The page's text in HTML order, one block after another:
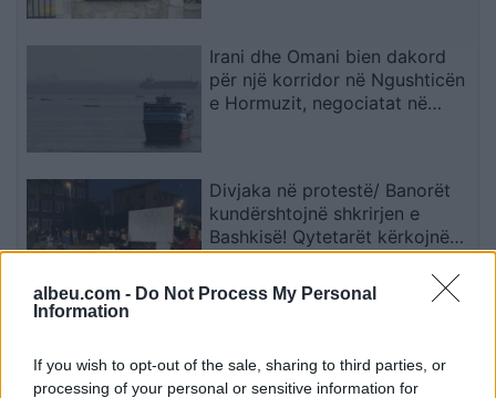
albeu.com - Do Not Process My Personal
Information
If you wish to opt-out of the sale, sharing to third parties, or
processing of your personal or sensitive information for
Irani dhe Omani bien dakord
për një korridor në Ngushticën
e Hormuzit, negociatat në
Divjaka në protestë/ Banorët
kundërshtojnë shkrirjen e
Bashkisë! Qytetarët kërkojnë
mbështetjen e deputetëve
autoudhë